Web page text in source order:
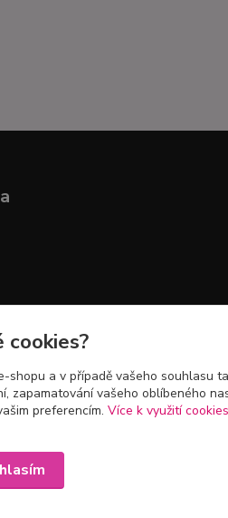
cookies?
shopu a v případě vašeho souhlasu
zapamatování vašeho oblíbeného
preferencím. Více k využití cookies